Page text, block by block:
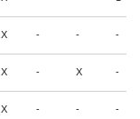
X - - -
X - X -
X - - -